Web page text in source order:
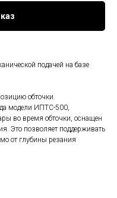
подачей на базе
обточки.
модели ИПТС-500,
во время обточки, оснащен
Это позволяет поддерживать
от глубины резания